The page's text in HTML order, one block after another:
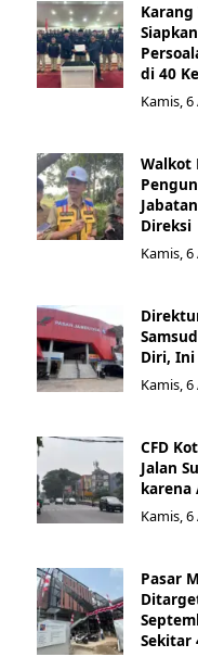
di 40
Kamis,
Walkot
Direksi
Kamis,
Diri, Ini
Kamis,
CFD
Jalan
karena
Kamis,
Pasar
Sekitar